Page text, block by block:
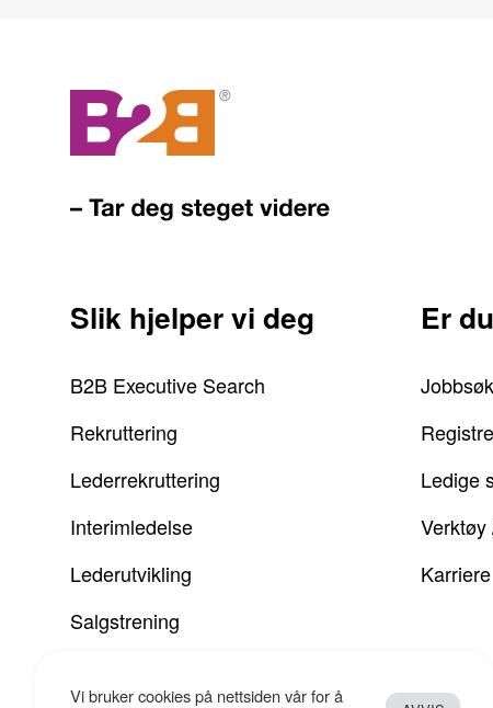
Slik hjelper vi deg
B2B Executive Search
Rekruttering
Lederrekruttering
Interimledelse
Lederutvikling
Salgstrening
Er
Ledige
Verktøy
Karriere
Vi bruker cookies på nettsiden vår for å